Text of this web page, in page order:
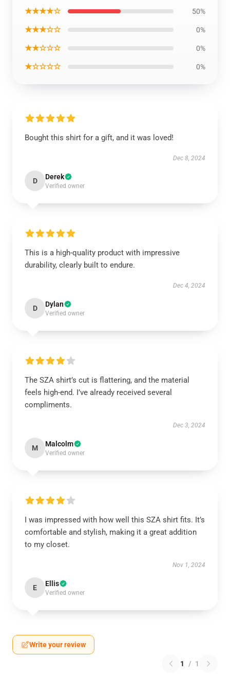
★★★★☆ 50%
★★★☆☆ 0%
★★☆☆☆ 0%
★☆☆☆☆ 0%
Bought this shirt for a gift, and it was loved!
Dec 8, 2024
D Derek
Verified owner
This is a high-quality product with impressive
durability, clearly built to endure.
Dec 4, 2024
D Dylan
Verified owner
The SZA shirt’s cut is flattering, and the material
feels high-end. I’ve already received several
compliments.
Dec 3, 2024
M Malcolm
Verified owner
I was impressed with how well this SZA shirt fits. It’s
comfortable and stylish, making it a great addition
to my closet.
Nov 1, 2024
E Ellis
Verified owner
Write your review
1 / 1